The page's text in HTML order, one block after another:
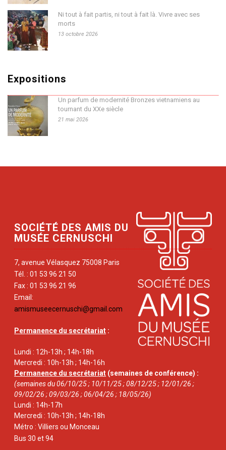
Ni tout à fait partis, ni tout à fait là. Vivre avec ses
morts
13 octobre 2026
Expositions
Un parfum de modernité Bronzes vietnamiens au
tournant du XXe siècle
21 mai 2026
SOCIÉTÉ DES AMIS DU
MUSÉE CERNUSCHI
7, avenue Vélasquez 75008 Paris
Tél. : 01 53 96 21 50
Fax : 01 53 96 21 96
Email:
amismuseecernuschi@gmail.com
Permanence du secrétariat :
Lundi : 12h-13h ; 14h-18h
Mercredi : 10h-13h ; 14h-16h
Permanence du secrétariat (semaines de conférence) :
(semaines du 06/10/25 ; 10/11/25 ; 08/12/25 ; 12/01/26 ;
09/02/26 ; 09/03/26 ; 06/04/26 ; 18/05/26)
Lundi : 14h-17h
Mercredi : 10h-13h ; 14h-18h
Métro : Villiers ou Monceau
Bus 30 et 94